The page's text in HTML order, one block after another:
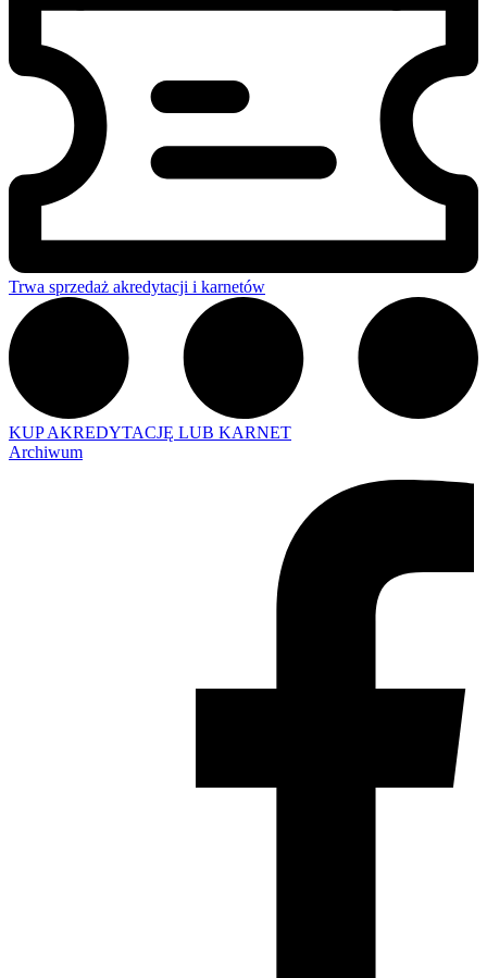
Trwa sprzedaż akredytacji i karnetów
KUP AKREDYTACJĘ LUB KARNET
Archiwum